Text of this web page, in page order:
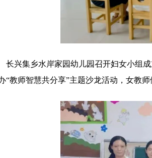
兴集乡水岸家园幼儿园召开妇女小组成
“教师智慧共分享”主题沙龙活动，女教